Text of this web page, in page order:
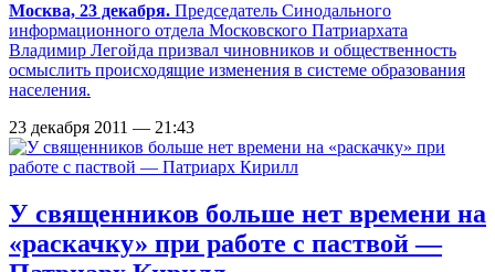
Москва, 23 декабря. Председатель Синодального
информационного отдела Московского Патриархата
Владимир Легойда призвал чиновников и общественность
осмыслить происходящие изменения в системе образования
населения.
23 декабря 2011 — 21:43
У священников больше нет времени на
«раскачку» при работе с паствой —